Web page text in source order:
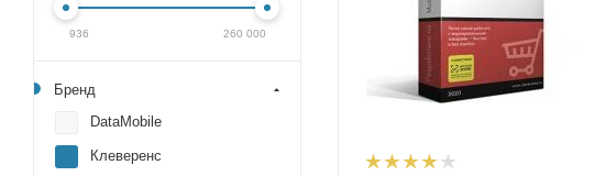
936 260 000
Бренд
DataMobile
Клеверенс